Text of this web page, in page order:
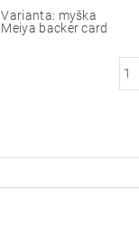
Varianta: myška
Meiya backer card